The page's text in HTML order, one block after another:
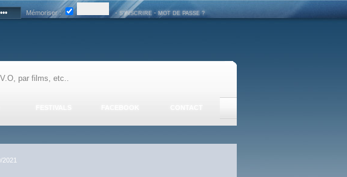
Mémoriser : -S'INSCRIRE -MOT DE PASSE ?
2021